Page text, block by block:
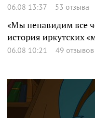
06.08 13:37 53 отзыва
«Мы ненавидим все
история иркутских
06.08 10:21 49 отзывов